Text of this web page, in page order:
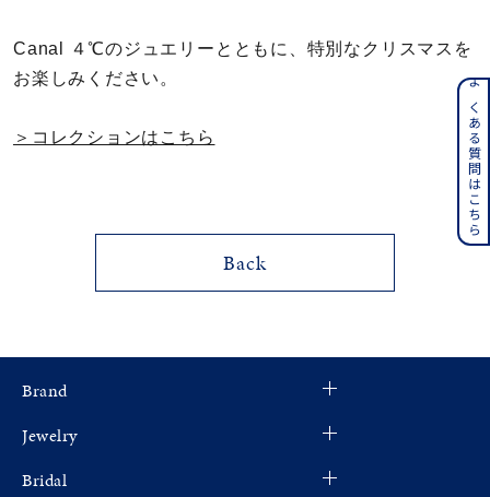
メンズ
リングサイズ
～
価格 ¥0
Canal ４℃のジュエリーとともに、特別なクリスマスを
お楽しみください。
＞コレクションはこちら
Back
Brand
Jewelry
Bridal
よくある質問はこちら